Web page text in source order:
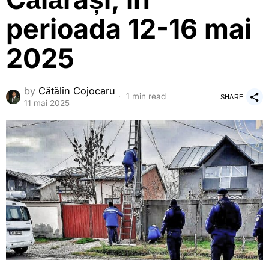
perioada 12-16 mai
2025
by Cătălin Cojocaru
11 mai 2025
1 min read SHARE